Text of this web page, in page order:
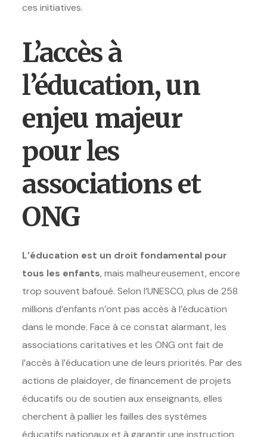
ces initiatives.
L’accès à
l’éducation, un
enjeu majeur
pour les
associations et
ONG
L’éducation est un droit fondamental pour
tous les enfants, mais malheureusement, encore
trop souvent bafoué. Selon l’UNESCO, plus de 258
millions d’enfants n’ont pas accès à l’éducation
dans le monde. Face à ce constat alarmant, les
associations caritatives et les ONG ont fait de
l’accès à l’éducation une de leurs priorités. Par des
actions de plaidoyer, de financement de projets
éducatifs ou de soutien aux enseignants, elles
cherchent à pallier les failles des systèmes
éducatifs nationaux et à garantir une instruction